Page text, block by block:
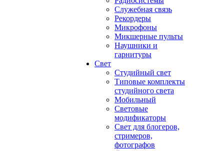
Служебная связь
Рекордеры
Микрофоны
Микшерные пульты
Наушники и
гарнитуры
Свет
Студийный свет
Типовые комплекты
студийного света
Мобильный
Световые
модификаторы
Свет для блогеров,
стримеров,
фотографов